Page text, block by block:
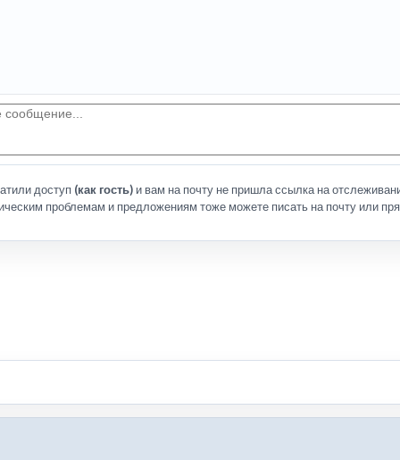
доступ (как гость) и вам на почту не пришла ссылка на
проблемам и предложениям тоже можете писать на почту или